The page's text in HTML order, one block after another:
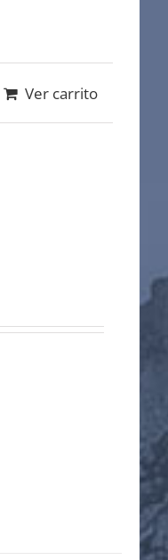
Ver carrito